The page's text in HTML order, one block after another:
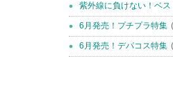
紫外線に負けない！ベス
6月発売！プチプラ特集
6月発売！デパコス特集